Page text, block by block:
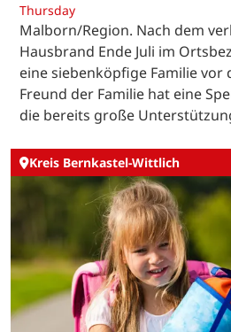
Thursday
Malborn/Region. Nach dem
Hausbrand Ende Juli im
eine siebenköpfige Familie vor
Freund der Familie hat eine
die bereits große
Kreis Bernkastel-Wittlich